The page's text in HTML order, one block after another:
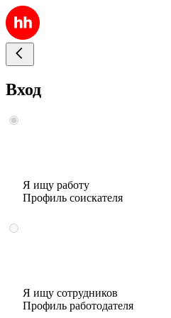
Вход
Я ищу работу
Профиль соискателя
Я ищу сотрудников
Профиль работодателя